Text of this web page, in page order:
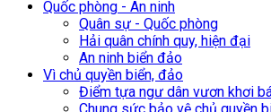
Quốc phòng - An ninh
Quân sự - Quốc phòng
Hải quân chính quy, hiện đại
An ninh biển đảo
Vì chủ quyền biển, đảo
Điểm tựa ngư dân vươn khơi